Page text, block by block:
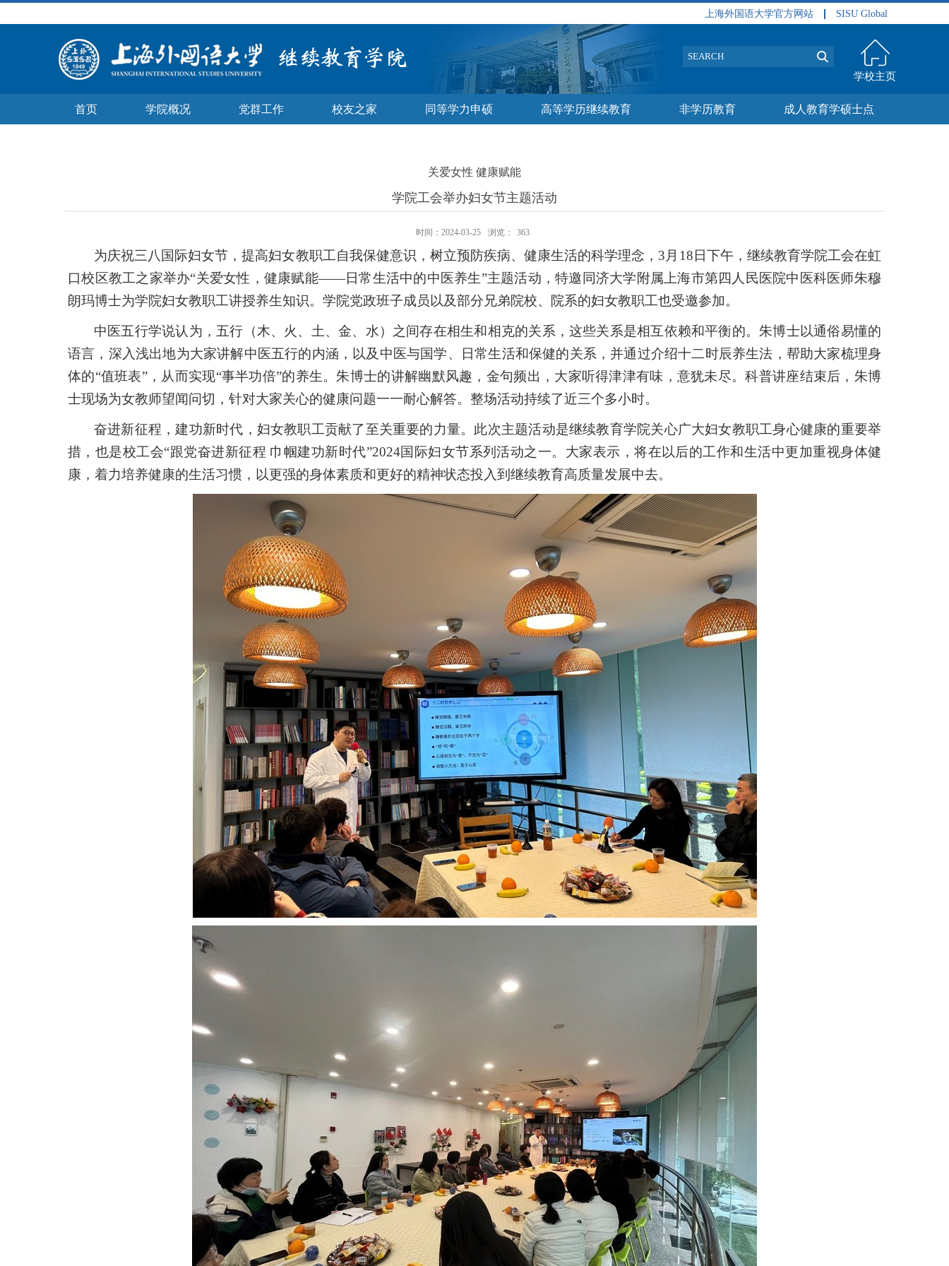
上海外国语大学官方网站 SISU Global
学校主页
首页 学院概况 党群工作 校友之家 同等学力申硕 高等学历继续教育 非学历教育 成人教育学硕士点
关爱女性 健康赋能
学院工会举办妇女节主题活动
时间：2024-03-25 浏览： 363
为庆祝三八国际妇女节，提高妇女教职工自我保健意识，树立预防疾病、健康生活的科学理念， 3 月 18 日下午，继续教育学院工会在虹
口校区教工之家举办“关爱女性，健康赋能——日常生活中的中医养生”主题活动，特邀同济大学附属上海市第四人民医院中医科医师朱穆
朗玛博士为学院妇女教职工讲授养生知识。学院党政班子成员以及部分兄弟院校、院系的妇女教职工也受邀参加。
中医五行学说认为，五行（木、火、土、金、水）之间存在相生和相克的关系，这些关系是相互依赖和平衡的。朱博士以通俗易懂的
语言，深入浅出地为大家讲解中医五行的内涵，以及中医与国学、日常生活和保健的关系，并通过介绍十二时辰养生法，帮助大家梳理身
体的“值班表”，从而实现“事半功倍”的养生。朱博士的讲解幽默风趣，金句频出，大家听得津津有味，意犹未尽。科普讲座结束后，朱博
士现场为女教师望闻问切，针对大家关心的健康问题一一耐心解答。整场活动持续了近三个多小时。
奋进新征程，建功新时代，妇女教职工贡献了至关重要的力量。此次主题活动是继续教育学院关心广大妇女教职工身心健康的重要举
措，也是校工会“跟党奋进新征程 巾帼建功新时代”2024国际妇女节系列活动之一。大家表示，将在以后的工作和生活中更加重视身体健
康，着力培养健康的生活习惯，以更强的身体素质和更好的精神状态投入到继续教育高质量发展中去。